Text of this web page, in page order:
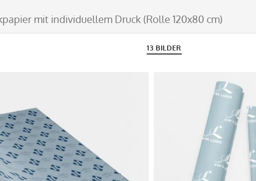
mit individuellem Druck (Rolle 120x80 cm)
13 BILDER